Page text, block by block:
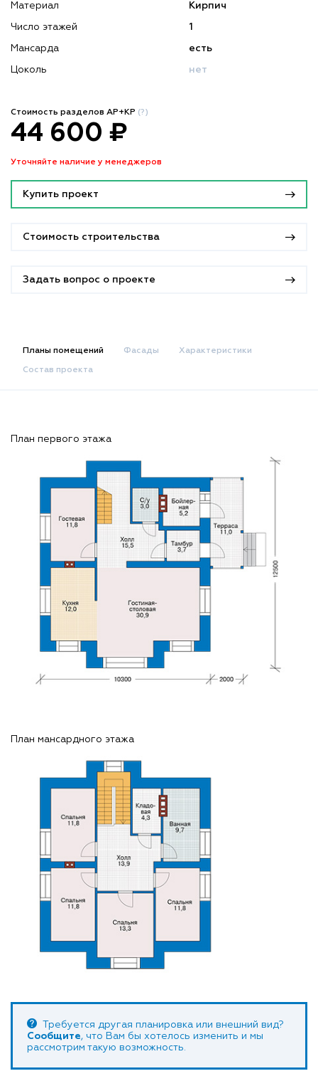
Материал Кирпич
Число этажей 1
Мансарда есть
Цоколь нет
Стоимость разделов АР+КР (?)
44 600 ₽
Уточняйте наличие у менеджеров
Купить проект
Стоимость строительства
Задать вопрос о проекте
Планы помещений Фасады Характеристики
Состав проекта
План первого этажа
План мансардного этажа
Требуется другая планировка или внешний вид?
Сообщите, что Вам бы хотелось изменить и мы
рассмотрим такую возможность.